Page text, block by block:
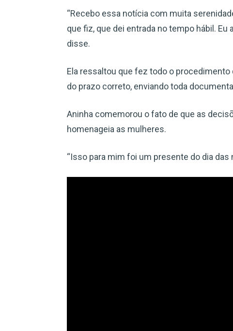
“Recebo essa notícia com muita
que fiz, que dei entrada no tempo hábil.
disse.
Ela ressaltou que fez todo o
do prazo correto, enviando toda
Aninha comemorou o fato de que as
homenageia as mulheres.
“Isso para mim foi um presente do dia das